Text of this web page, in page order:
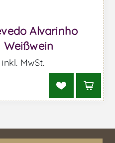
Alvarinho
Weißwein
inkl. MwSt.